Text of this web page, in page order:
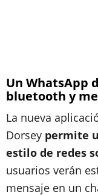
Un WhatsApp
bluetooth y
La nueva
Dorsey permite
estilo de redes
usuarios verán
mensaje en un